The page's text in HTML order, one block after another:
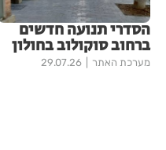
הסדרי תנועה חדשים
ברחוב סוקולוב בחולון
מערכת האתר 29.07.26